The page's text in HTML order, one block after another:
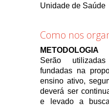
Unidade de Saúde
Como nos
METODOLOGIA
Serão
fundadas na
ensino ativo,
deverá ser
e levado a